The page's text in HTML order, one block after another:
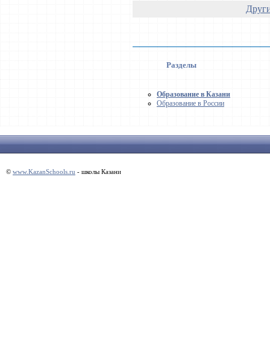
Разделы
Образование в Казани
Образование в России
© www.KazanSchools.ru - школы Казани